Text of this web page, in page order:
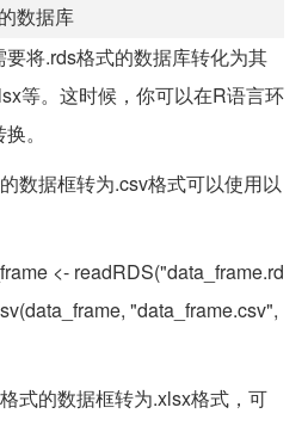
数据库
将.rds格式的数据库转化为其
等。这时候，你可以在R语言环
。
数据框转为.csv格式可以使用以
<- readRDS("data_frame.rd
"data_frame.csv",
式的数据框转为.xlsx格式，可